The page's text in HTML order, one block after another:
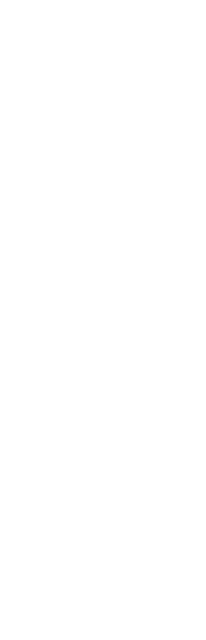
、耐磨损、耐腐蚀、耐
业牙齿”，用于制造切削
应用于军工、航天航
工具、电子通讯、建筑
具、采掘工具、钻探工
汽缸衬里、精密轴承、
具、螺母模具、以及各
步替代了以前的钢铁模
市场需求不断加大。并
学技术的进步以及核能
料之一。
发现高速钢之所以具有
含有很硬的碳化物颗
常困难的情况下制备出
种切削工具很脆，远不
特成功地解决了这个问
铁、钴、镍之类金属混
烧结，便可制得具有低
仅次于金刚石，这是世
合金制成的刀具切削钢
。1929年美国的施瓦茨
钨和碳化钛的复式碳化
硬质合金发展史上的又
已成为一个完整独立的
门和新技术领域不可缺